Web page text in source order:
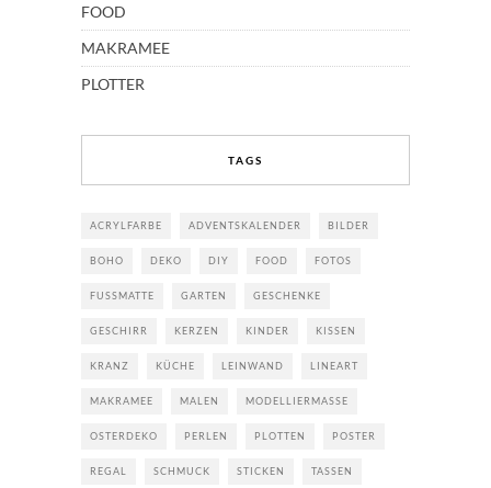
FOOD
MAKRAMEE
PLOTTER
TAGS
ACRYLFARBE ADVENTSKALENDER BILDER
BOHO DEKO DIY FOOD FOTOS
FUSSMATTE GARTEN GESCHENKE
GESCHIRR KERZEN KINDER KISSEN
KRANZ KÜCHE LEINWAND LINEART
MAKRAMEE MALEN MODELLIERMASSE
OSTERDEKO PERLEN PLOTTEN POSTER
REGAL SCHMUCK STICKEN TASSEN